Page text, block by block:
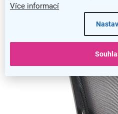
Více informací
Ovládání mechaniky